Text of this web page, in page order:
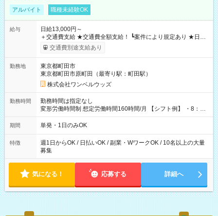
アルバイト 職種未経験OK
給与
日給13,000円～
＋交通費支給 ★交通費全額支給！ ┗案件により規定あり ★日払
いOK！（規定あり） ┗働いたその日に現金GET♪ お仕事後はコ
ンビニATMから 日払い分を引き落とせます！ 【試用期間】試
交通費別途支給あり
勤務地
東京都町田市
東京都町田市原町田（最寄り駅：町田駅）
株式会社ワンベルウッズ
勤務時間
勤務時間は指定なし
変形労働時間制 想定労働時間160時間/月 【シフト例】 ・8：00
～21：00
期間 単発・1日のみOK
特徴
週1日からOK / 日払いOK / 副業・WワークOK / 10名以上の大量
募集
気になる！ 応募する 詳細へ